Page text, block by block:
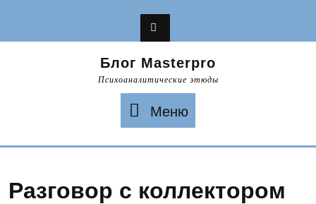
Блог Masterpro
Психоаналитические этюды
Меню
Разговор с коллектором